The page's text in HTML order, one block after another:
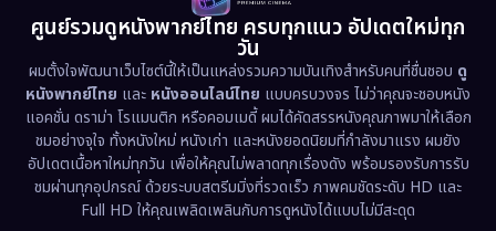
Disaster (13)
Disney+ (5)
Documentary สารคดี (95)
Drama ดราม่า (1,519)
Dystopian (17)
1978
1974
1962
ศูนย์รวมดูหนังพากย์ไทย ครบทุกแนว อัปเดตใหม่ทุก
วัน
ผมตั้งใจพัฒนาเว็บไซต์นี้ให้เป็นแหล่งรวมความบันเทิงสำหรับคนที่ชื่นชอบ ดู
หนังพากย์ไทย และ หนังออนไลน์ไทย แบบครบวงจร ไม่ว่าคุณจะชอบหนัง
แอคชั่น ดราม่า โรแมนติก หรือคอมเมดี้ ผมได้คัดสรรหนังคุณภาพมาให้เลือก
ชมอย่างจุใจ ทั้งหนังใหม่ หนังเก่า และหนังยอดนิยมที่กำลังมาแรง ผมยัง
อัปเดตเนื้อหาใหม่ทุกวัน เพื่อให้คุณไม่พลาดทุกเรื่องดัง พร้อมรองรับการรับ
ชมผ่านทุกอุปกรณ์ ด้วยระบบสตรีมมิ่งที่รวดเร็ว ภาพคมชัดระดับ HD และ
Full HD ให้คุณเพลิดเพลินกับการดูหนังได้แบบไม่มีสะดุด